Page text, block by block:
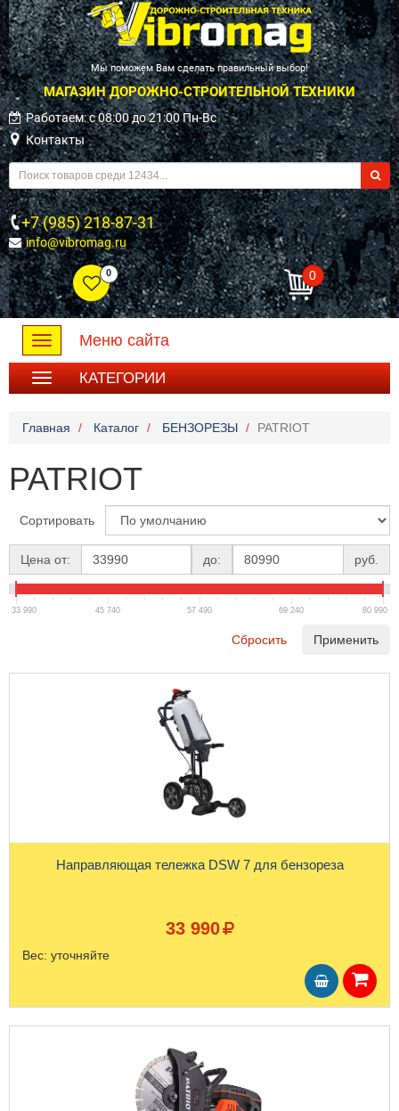
Мы поможем Вам сделать правильный выбор!
МАГАЗИН ДОРОЖНО-СТРОИТЕЛЬНОЙ ТЕХНИКИ
Работаем: c 08:00 до 21:00 Пн-Вс
Контакты
+7 (985) 218-87-31
info@vibromag.ru
0 0
Toggle
navigation
Меню сайта
КАТЕГОРИИ
Главная Каталог БЕНЗОРЕЗЫ PATRIOT
PATRIOT
Сортировать
Цена от: до: руб.
33 990 45 740 57 490 69 240 80 990
Сбросить Применить
Направляющая тележка DSW 7 для бензореза
33 990
Вес: уточняйте